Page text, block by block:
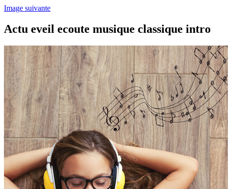
Image suivante
Actu eveil ecoute musique classique intro